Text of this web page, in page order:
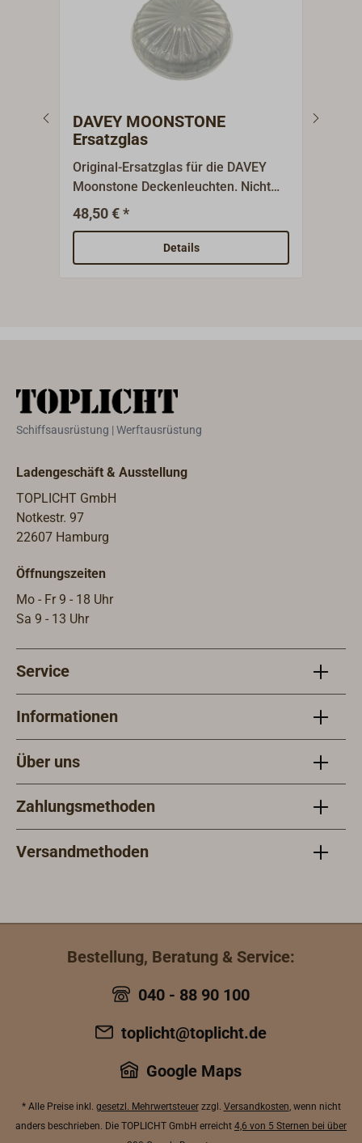
DAVEY MOONSTONE
Ersatzglas
Original-Ersatzglas für die DAVEY
Moonstone Deckenleuchten. Nicht
für die flache Variante geeignet.
48,50 € *
Details
Schiffsausrüstung | Werftausrüstung
Ladengeschäft & Ausstellung
TOPLICHT GmbH
Notkestr. 97
22607 Hamburg
Öffnungszeiten
Mo - Fr 9 - 18 Uhr
Sa 9 - 13 Uhr
Service
Informationen
Über uns
Zahlungsmethoden
Versandmethoden
Bestellung, Beratung & Service:
040 - 88 90 100
toplicht@toplicht.de
Google Maps
* Alle Preise inkl. gesetzl. Mehrwertsteuerzzgl. Versandkosten, wenn nicht
anders beschrieben. Die TOPLICHT GmbH erreicht 4,6 von 5 Sternen bei über